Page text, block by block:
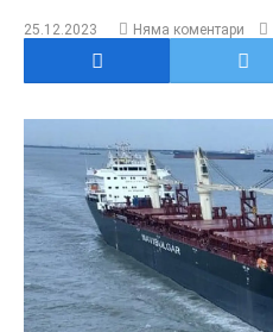
25.12.2023 Няма коментари